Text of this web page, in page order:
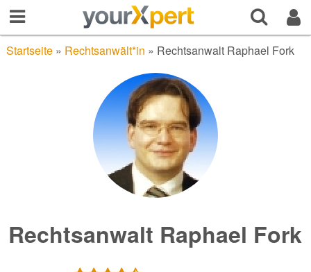
Startseite» Rechtsanwält*in » Rechtsanwalt Raphael Fork
Rechtsanwalt Raphael Fork